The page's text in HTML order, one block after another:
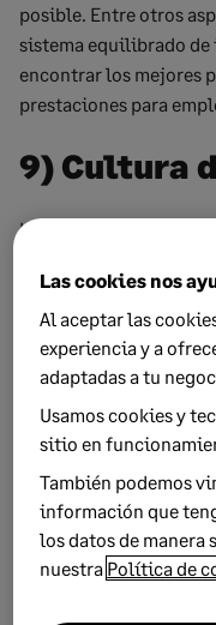
posible. Entre otros
sistema equilibrado
encontrar los mejores
prestaciones para
9) Cultura
La
empleados, pero
afrontar nuevos retos.
innovación, los
internacionalización
este sentido.
El departamento de
transmitir y evaluar
su diseño define en
ser. Evidentemente,
concretas y marcos
Las cookies nos
Al aceptar las
experiencia y a
adaptadas a tu
Usamos cookies y
sitio en
También podemos
información que
los datos de manera
nuestra Política de